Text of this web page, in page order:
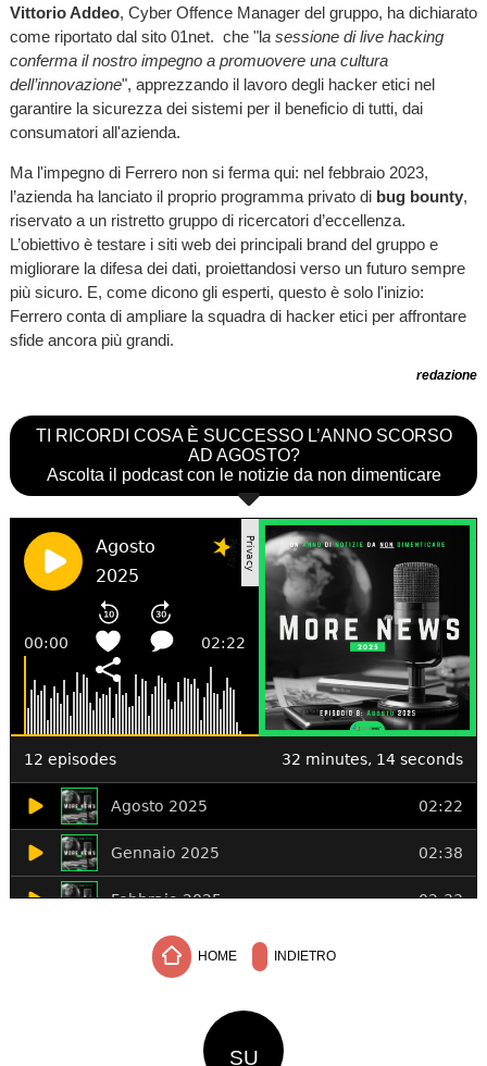
Vittorio Addeo, Cyber Offence Manager del gruppo, ha dichiarato
come riportato dal sito 01net. che "la sessione di live hacking
conferma il nostro impegno a promuovere una cultura
dell’innovazione", apprezzando il lavoro degli hacker etici nel
garantire la sicurezza dei sistemi per il beneficio di tutti, dai
consumatori all'azienda.
Ma l'impegno di Ferrero non si ferma qui: nel febbraio 2023,
l’azienda ha lanciato il proprio programma privato di bug bounty,
riservato a un ristretto gruppo di ricercatori d’eccellenza.
L’obiettivo è testare i siti web dei principali brand del gruppo e
migliorare la difesa dei dati, proiettandosi verso un futuro sempre
più sicuro. E, come dicono gli esperti, questo è solo l'inizio:
Ferrero conta di ampliare la squadra di hacker etici per affrontare
sfide ancora più grandi.
redazione
TI RICORDI COSA È SUCCESSO L’ANNO SCORSO
AD AGOSTO?
Ascolta il podcast con le notizie da non dimenticare
HOME INDIETRO
SU